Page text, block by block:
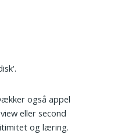
også appel
eller second
og læring.